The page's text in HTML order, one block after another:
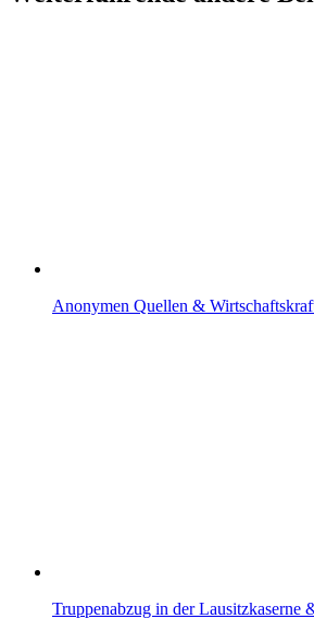
Anonymen Quellen &
Truppenabzug in der Lausitzkaserne